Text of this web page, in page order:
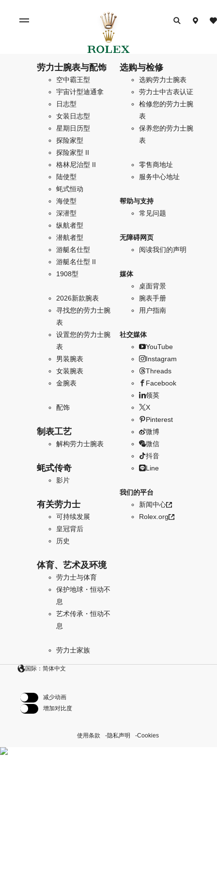
劳力士腕表与配饰
空中霸王型
宇宙计型迪通拿
日志型
女装日志型
星期日历型
探险家型
探险家型 II
格林尼治型 II
陆使型
蚝式恒动
海使型
深潜型
纵航者型
潜航者型
游艇名仕型
游艇名仕型 II
1908型
2026新款腕表
寻找您的劳力士腕
表
设置您的劳力士腕
表
男装腕表
女装腕表
金腕表
配饰
制表工艺
解构劳力士腕表
蚝式传奇
影片
有关劳力士
可持续发展
皇冠背后
历史
体育、艺术及环境
劳力士与体育
保护地球・恒动不
息
艺术传承・恒动不
息
劳力士家族
选购与检修
选购劳力士腕表
劳力士中古表认证
检修您的劳力士腕
表
保养您的劳力士腕
表
零售商地址
服务中心地址
帮助与支持
常见问题
无障碍网页
阅读我们的声明
媒体
桌面背景
腕表手册
用户指南
社交媒体
YouTube
Instagram
Threads
Facebook
领英
X
Pinterest
微博
微信
抖音
Line
我们的平台
新闻中心
Rolex.org
国际：简体中文
减少动画
增加对比度
使用条款 隐私声明 Cookies